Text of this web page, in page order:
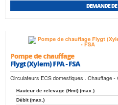
DEMANDE DE
Pompe de chauffage
Flygt (Xylem) FPA - FSA
Circulateurs ECS domestiques . Chauffage -
Hauteur de relevage (Hmt) (max.)
Débit (max.)